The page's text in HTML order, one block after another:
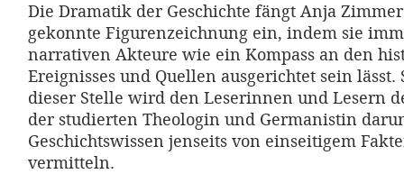
Die Dramatik der Geschichte fängt Anja
gekonnte Figurenzeichnung ein, indem sie
narrativen Akteure wie ein Kompass an den
Ereignisses und Quellen ausgerichtet sein lässt.
dieser Stelle wird den Leserinnen und Lesern
der studierten Theologin und Germanistin
Geschichtswissen jenseits von einseitigem
vermitteln.